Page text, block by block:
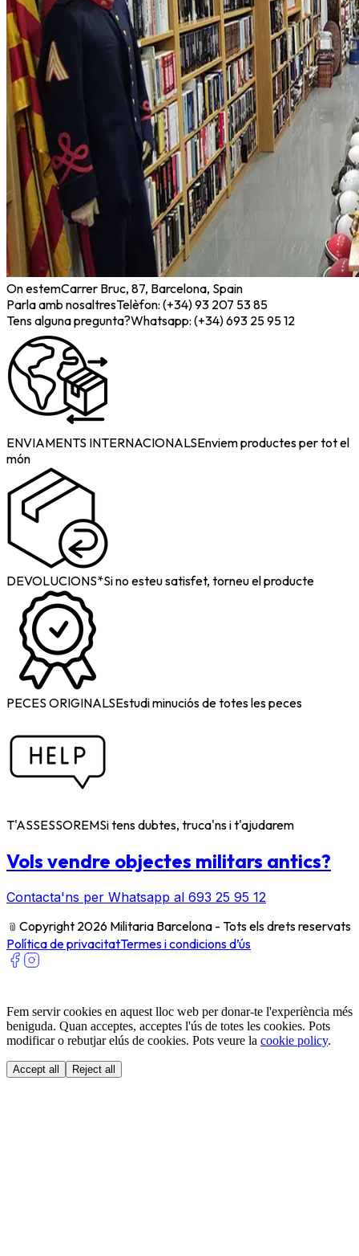
On estemCarrer Bruc, 87, Barcelona, Spain
Parla amb nosaltresTelèfon: (+34) 93 207 53 85
Tens alguna pregunta?Whatsapp: (+34) 693 25 95 12
ENVIAMENTS INTERNACIONALSEnviem productes per tot el
món
DEVOLUCIONS*Si no esteu satisfet, torneu el producte
PECES ORIGINALSEstudi minuciós de totes les peces
T'ASSESSOREMSi tens dubtes, truca'ns i t'ajudarem
Vols vendre objectes militars antics?
Contacta'ns per Whatsapp al 693 25 95 12
﹫ Copyright 2026 Militaria Barcelona - Tots els drets reservats
Política de privacitatTermes i condicions d’ús
Fem servir cookies en aquest lloc web per donar-te l'experiència més
beniguda. Quan acceptes, acceptes l'ús de totes les cookies. Pots
modificar o rebutjar elús de cookies. Pots veure la cookie policy.
Accept all Reject all